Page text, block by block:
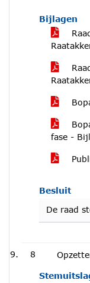
Bijlagen
fase -
Besluit
De raad
8